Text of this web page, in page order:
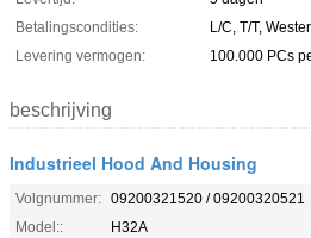
Betalingscondities:
L/C, T/T,
Levering vermogen:
100.000 PCs
beschrijving
Industrieel Hood And Housing
Volgnummer: 09200321520 / 09200320521
Model::
H32A